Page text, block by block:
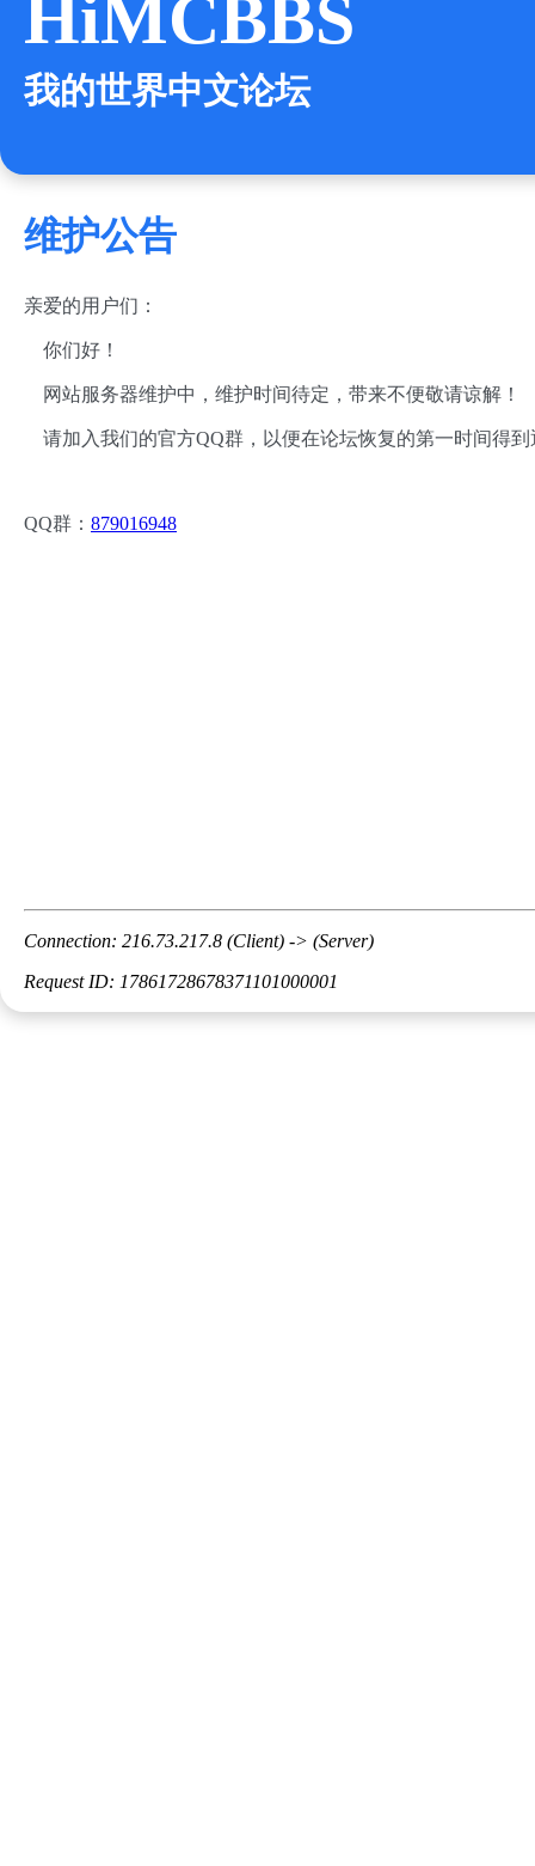
HiMCBBS
我的世界中文论坛
维护公告
亲爱的用户们：
你们好！
网站服务器维护中，维护时间待定，带来不便敬请谅解！
请加入我们的官方QQ群，以便在论坛恢复的第一时间得到
QQ群： 879016948
Connection: 216.73.217.8 (Client) -> (Server)
Request ID: 17861728678371101000001